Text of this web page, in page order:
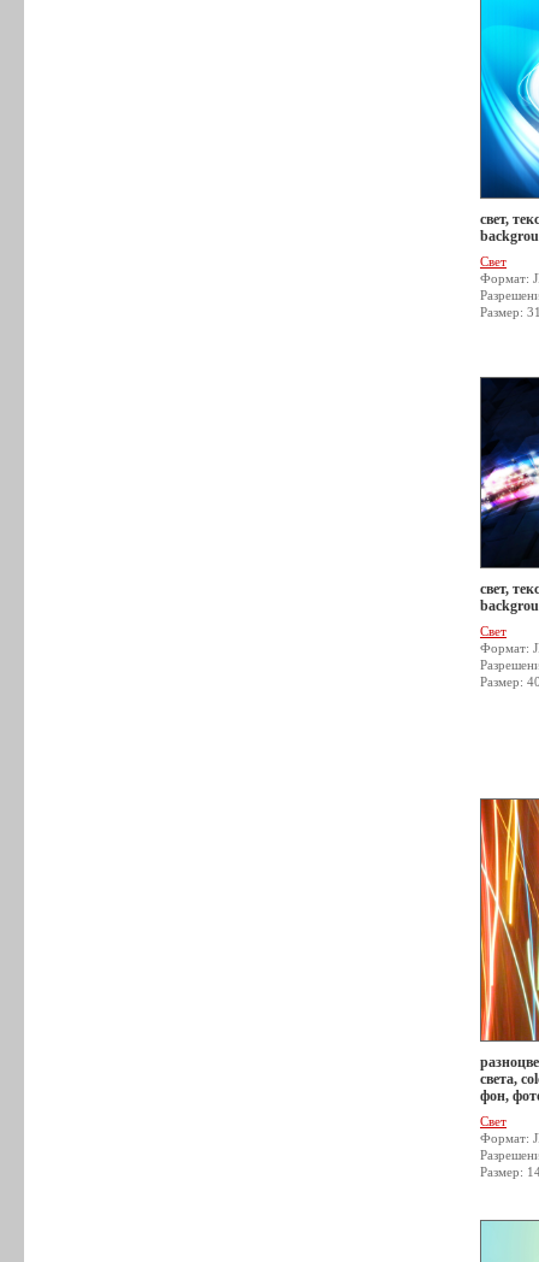
свет,
Свет
Формат:
Размер:
свет,
Свет
Формат:
Размер:
света,
фон,
Свет
Формат:
Размер: